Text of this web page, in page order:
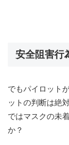
安全阻害行
でもパイロット
ットの判断は絶対
ではマスクの未
か？